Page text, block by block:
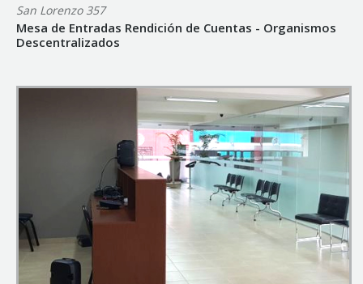
San Lorenzo 357
Mesa de Entradas Rendición de Cuentas - Organismos
Descentralizados